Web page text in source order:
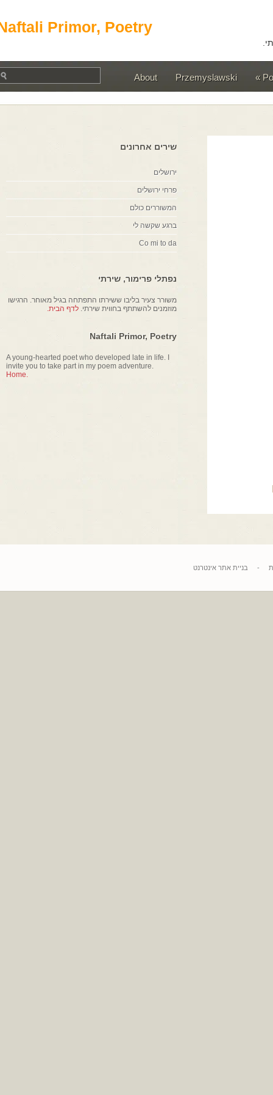
Naftali Primor, Poetry
Przemyslawski
About
שירים אחרונים
ירושלים
פרחי ירושלים
המשוררים כולם
ברגע שקשה לי
Co mi to da
נפתלי פרימור, שירתי
משורר צעיר בליבו ששירתו התפתחה בגיל מאוחר. הרגישו
מוזמנים להשתתף בחווית שירתי.לדף הבית.
Naftali Primor, Poetry
A young-hearted poet who developed late in life. I
invite you to take part in my poem adventure.
Home.
בניית אתר אינטרנט